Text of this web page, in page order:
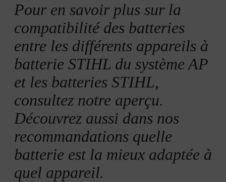
Pour en savoir plus sur la
compatibilité des batteries
entre les différents appareils à
batterie STIHL du système AP
et les batteries STIHL,
consultez notre aperçu.
Découvrez aussi dans nos
recommandations quelle
batterie est la mieux adaptée à
quel appareil.